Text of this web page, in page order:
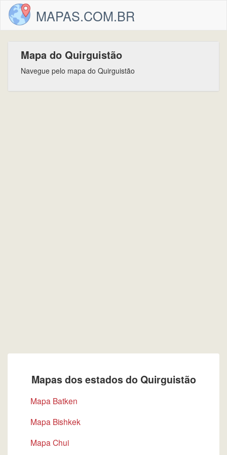
MAPAS.COM.BR
Mapa do Quirguistão
Navegue pelo mapa do Quirguistão
Mapas dos estados do Quirguistão
Mapa Batken
Mapa Bishkek
Mapa Chui